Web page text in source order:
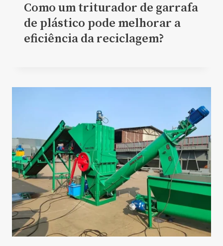
Como um triturador de garrafa
de plástico pode melhorar a
eficiência da reciclagem?